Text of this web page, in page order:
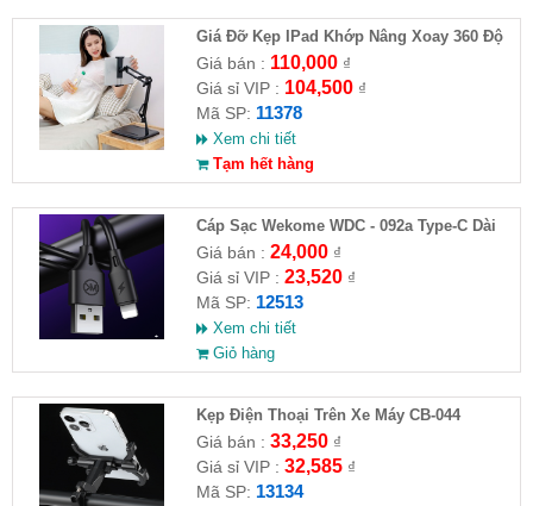
Giá Đỡ Kẹp IPad Khớp Nâng Xoay 360 Độ
Đa Năng( HĐ )
Giá bán : 110,000₫
Giá sỉ VIP : 104,500₫
Mã SP: 11378
Xem chi tiết
Tạm hết hàng
Cáp Sạc Wekome WDC - 092a Type-C Dài
3M
Giá bán : 24,000₫
Giá sỉ VIP : 23,520₫
Mã SP: 12513
Xem chi tiết
Giỏ hàng
Kẹp Điện Thoại Trên Xe Máy CB-044
Giá bán : 33,250₫
Giá sỉ VIP : 32,585₫
Mã SP: 13134